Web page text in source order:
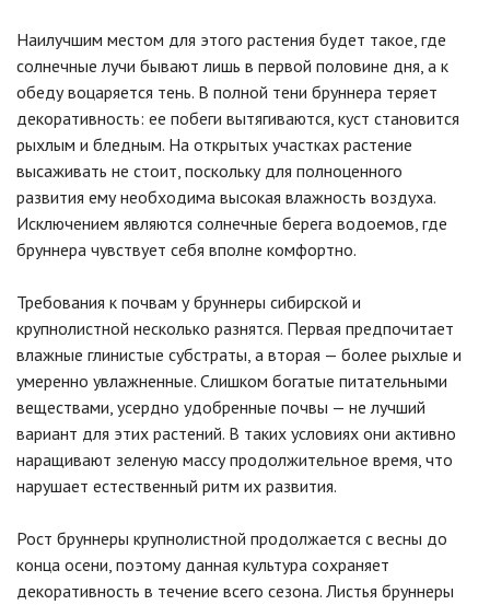
Наилучшим местом для этого растения будет такое, где
солнечные лучи бывают лишь в первой половине дня, а к
обеду воцаряется тень. В полной тени бруннера теряет
декоративность: ее побеги вытягиваются, куст становится
рыхлым и бледным. На открытых участках растение
высаживать не стоит, поскольку для полноценного
развития ему необходима высокая влажность воздуха.
Исключением являются солнечные берега водоемов, где
бруннера чувствует себя вполне комфортно.
Требования к почвам у бруннеры сибирской и
крупнолистной несколько разнятся. Первая предпочитает
влажные глинистые субстраты, а вторая — более рыхлые и
умеренно увлажненные. Слишком богатые питательными
веществами, усердно удобренные почвы — не лучший
вариант для этих растений. В таких условиях они активно
наращивают зеленую массу продолжительное время, что
нарушает естественный ритм их развития.
Рост бруннеры крупнолистной продолжается с весны до
конца осени, поэтому данная культура сохраняет
декоративность в течение всего сезона. Листья бруннеры